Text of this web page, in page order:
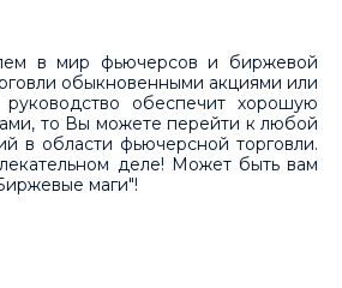
в мир фьючерсов и биржевой
обыкновенными акциями или
обеспечит хорошую
то Вы можете перейти к любой
в области фьючерсной торговли.
деле! Может быть вам
маги"!